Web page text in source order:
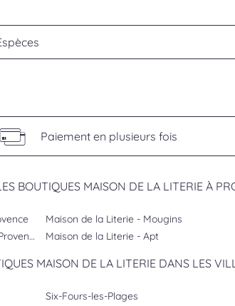
Paiement en plusieurs fois
BOUTIQUES MAISON DE LA LITERIE À
Maison de la Literie - Mougins
Maison de la Literie - Apt
MAISON DE LA LITERIE DANS LES
Six-Fours-les-Plages